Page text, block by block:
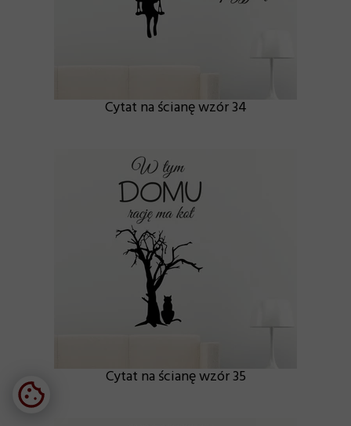
Cytat na ścianę wzór 34
Cytat na ścianę wzór 35